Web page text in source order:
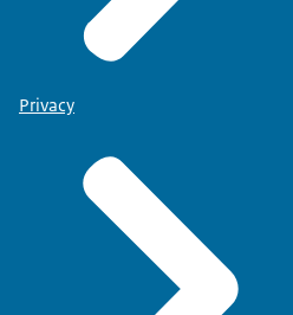
Privacy